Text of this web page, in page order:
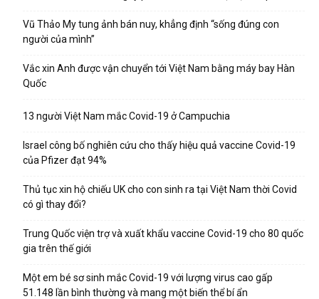
Vũ Thảo My tung ảnh bán nuy, khẳng định “sống đúng con
người của mình”
Vắc xin Anh được vận chuyển tới Việt Nam bằng máy bay Hàn
Quốc
13 người Việt Nam mắc Covid-19 ở Campuchia
Israel công bố nghiên cứu cho thấy hiệu quả vaccine Covid-19
của Pfizer đạt 94%
Thủ tục xin hộ chiếu UK cho con sinh ra tại Việt Nam thời Covid
có gì thay đổi?
Trung Quốc viện trợ và xuất khẩu vaccine Covid-19 cho 80 quốc
gia trên thế giới
Một em bé sơ sinh mắc Covid-19 với lượng virus cao gấp
51.148 lần bình thường và mang một biến thể bí ẩn